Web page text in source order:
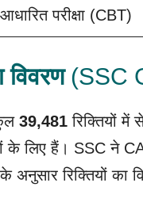
परीक्षा (CBT)
विवरण(SSC
39,481 रिक्तियों में
के लिए हैं। SSC ने
अनुसार रिक्तियों का